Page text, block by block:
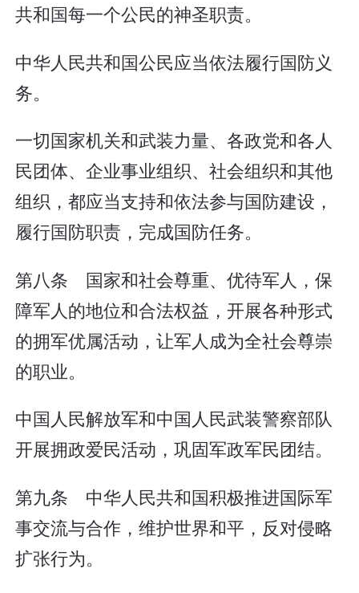
共和国每一个公民的神圣职责。
中华人民共和国公民应当依法履行国防义
务。
一切国家机关和武装力量、各政党和各人
民团体、企业事业组织、社会组织和其他
组织，都应当支持和依法参与国防建设，
履行国防职责，完成国防任务。
第八条 国家和社会尊重、优待军人，保
障军人的地位和合法权益，开展各种形式
的拥军优属活动，让军人成为全社会尊崇
的职业。
中国人民解放军和中国人民武装警察部队
开展拥政爱民活动，巩固军政军民团结。
第九条 中华人民共和国积极推进国际军
事交流与合作，维护世界和平，反对侵略
扩张行为。